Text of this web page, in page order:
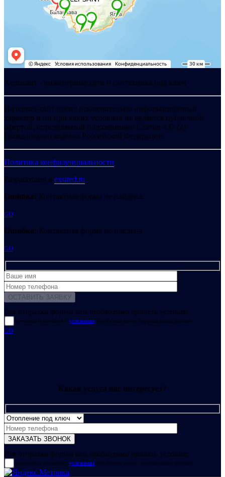
Хелпсант - инженерные сети и сантехника под ключ
Интернет-сайт носит исключительно информационный
характер и ни при каких условиях не является публичной
офертой, определяемой положениями Статьи 437 (2)
Гражданского кодекса Российской Федерации.
Политика конфиденциальности
Разработано в exsited.ru
Ошибка: Контактная форма не найдена.
GO
Ошибка: Контактная форма не найдена.
GO
Для отправки формы вам необходимо принять условия:
прочитал и согласен с условиями обработки своих персональных данных
GO
Какая услуга вас интересует?
Для отправки формы вам необходимо принять условия:
прочитал и согласен с условиями обработки своих персональных данных